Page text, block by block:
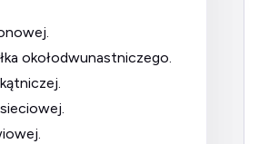
okołodwunastniczego.